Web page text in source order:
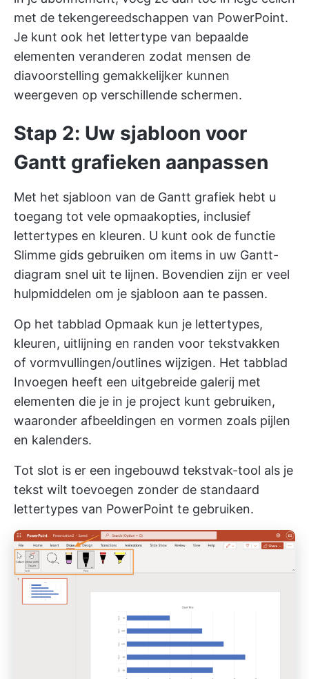
met de tekengereedschappen van PowerPoint.
Je kunt ook het lettertype van bepaalde
elementen veranderen zodat mensen de
diavoorstelling gemakkelijker kunnen
weergeven op verschillende schermen.
Stap 2: Uw sjabloon voor
Gantt grafieken aanpassen
Met het sjabloon van de Gantt grafiek hebt u
toegang tot vele opmaakopties, inclusief
lettertypes en kleuren. U kunt ook de functie
Slimme gids gebruiken om items in uw Gantt-
diagram snel uit te lijnen. Bovendien zijn er veel
hulpmiddelen om je sjabloon aan te passen.
Op het tabblad Opmaak kun je lettertypes,
kleuren, uitlijning en randen voor tekstvakken
of vormvullingen/outlines wijzigen. Het tabblad
Invoegen heeft een uitgebreide galerij met
elementen die je in je project kunt gebruiken,
waaronder afbeeldingen en vormen zoals pijlen
en kalenders.
Tot slot is er een ingebouwd tekstvak-tool als je
tekst wilt toevoegen zonder de standaard
lettertypes van PowerPoint te gebruiken.